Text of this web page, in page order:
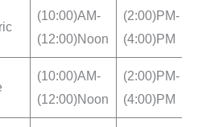
(10:00)AM-
(12:00)Noon
(2:00)PM-
(4:00)PM
(10:00)AM-
(12:00)Noon
(2:00)PM-
(4:00)PM